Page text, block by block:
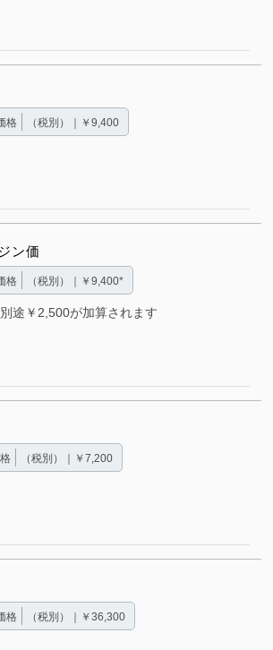
格 （税別）｜￥9,400
ン価
格 （税別）｜￥9,400*
別途￥2,500が加算されます
（税別）｜￥7,200
格 （税別）｜￥36,300